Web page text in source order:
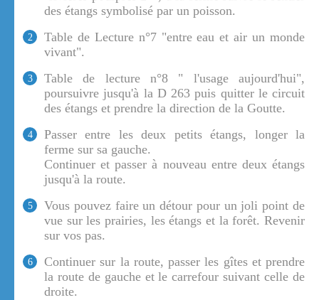
des étangs symbolisé par un poisson.
2
Table de Lecture n°7 "entre eau et air un monde
vivant".
3
Table de lecture n°8 " l'usage aujourd'hui",
poursuivre jusqu'à la D 263 puis quitter le circuit
des étangs et prendre la direction de la Goutte.
4
Passer entre les deux petits étangs, longer la
ferme sur sa gauche.
Continuer et passer à nouveau entre deux étangs
jusqu'à la route.
5
Vous pouvez faire un détour pour un joli point de
vue sur les prairies, les étangs et la forêt. Revenir
sur vos pas.
6
Continuer sur la route, passer les gîtes et prendre
la route de gauche et le carrefour suivant celle de
droite.